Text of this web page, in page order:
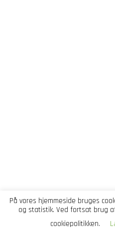
På vores hjemmeside bruges
og statistik. Ved fortsat brug
cookiepolitikken.